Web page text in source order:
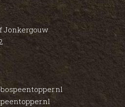
Jonkergouw